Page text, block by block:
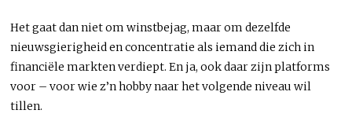
Het gaat dan niet om winstbejag, maar om dezelfde
nieuwsgierigheid en concentratie als iemand die zich in
financiële markten verdiept. En ja, ook daar zijn platforms
voor – voor wie z’n hobby naar het volgende niveau wil
tillen.